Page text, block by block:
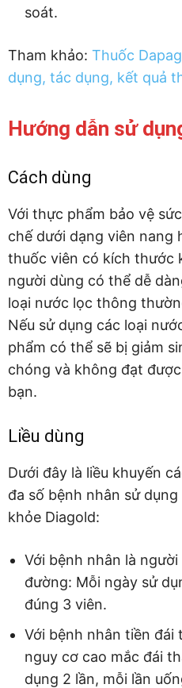
soát.
Tham khảo: Thuốc
dụng, tác dụng, kết quả
Hướng dẫn sử
Cách dùng
Với thực phẩm bảo vệ
chế dưới dạng viên nang
thuốc viên có kích thước
người dùng có thể dễ
loại nước lọc thông
Nếu sử dụng các loại
phẩm có thể sẽ bị giảm
chóng và không đạt
bạn.
Liều dùng
Dưới đây là liều khuyến
đa số bệnh nhân sử
khỏe Diagold:
Với bệnh nhân là
đường: Mỗi ngày sử
đúng 3 viên.
Với bệnh nhân tiền đái
nguy cơ cao mắc đái
dụng 2 lần, mỗi lần